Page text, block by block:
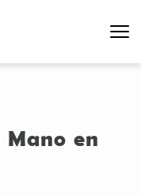
Mano en